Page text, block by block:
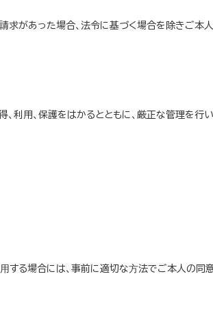
請求があった場合、法令に基づく場合を除きご
利用、保護をはかるとともに、厳正な管理を行い
る場合には、事前に適切な⽅法でご本人の同意